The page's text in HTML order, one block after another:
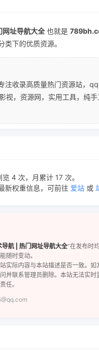
址导航大全 也就是
类下的优质资源。
注收录高质量热门资源站，qq
视，资源网，实用工具，纯
4 次，月累计 17 次。
新权重信息，可前往 爱站 或
航 | 热门网址导航大全”在发布时
随时变动。
实际内容与本站描述是否一致。如
并联系管理员删除。本站无法实时
任。